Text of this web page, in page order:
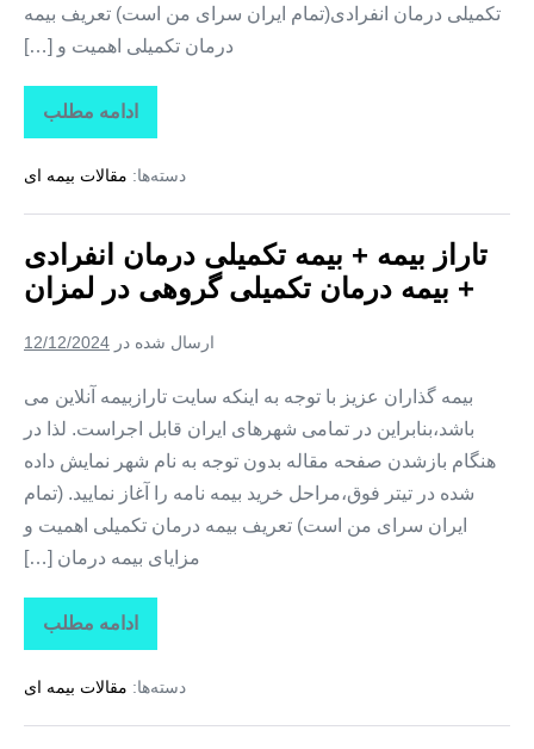
تکمیلی درمان انفرادی(تمام ایران سرای من است) تعریف بیمه
درمان تکمیلی اهمیت و […]
ادامه مطلب
تاراز
بیمه
بیمه
درمان
+
بیمه
درمان
تکمیلی
در
دسته‌ها: مقالات بیمه ای
تاراز بیمه + بیمه تکمیلی درمان انفرادی
+ بیمه درمان تکمیلی گروهی در لمزان
ارسال شده در 12/12/2024
بیمه گذاران عزیز با توجه به اینکه سایت تارازبیمه آنلاین می
باشد،بنابراین در تمامی شهرهای ایران قابل اجراست. لذا در
هنگام بازشدن صفحه مقاله بدون توجه به نام شهر نمایش داده
شده در تیتر فوق،مراحل خرید بیمه نامه را آغاز نمایید. (تمام
ایران سرای من است) تعریف بیمه درمان تکمیلی اهمیت و
مزایای بیمه درمان […]
ادامه مطلب
تاراز
بیمه
بیمه
درمان
دسته‌ها: مقالات بیمه ای